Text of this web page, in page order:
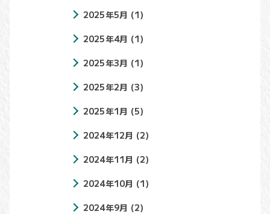
2025年5月 (1)
2025年4月 (1)
2025年3月 (1)
2025年2月 (3)
2025年1月 (5)
2024年12月 (2)
2024年11月 (2)
2024年10月 (1)
2024年9月 (2)